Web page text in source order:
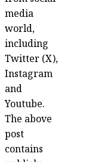
media
world,
including
Twitter (X),
Instagram
and
Youtube.
The above
post
contains